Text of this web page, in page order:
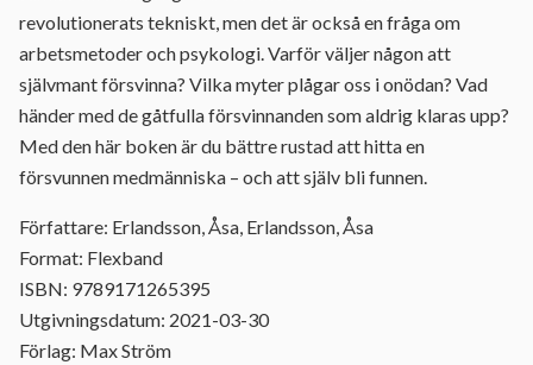
revolutionerats tekniskt, men det är också en fråga om
arbetsmetoder och psykologi. Varför väljer någon att
självmant försvinna? Vilka myter plågar oss i onödan? Vad
händer med de gåtfulla försvinnanden som aldrig klaras upp?
Med den här boken är du bättre rustad att hitta en
försvunnen medmänniska – och att själv bli funnen.
Författare: Erlandsson, Åsa, Erlandsson, Åsa
Format: Flexband
ISBN: 9789171265395
Utgivningsdatum: 2021-03-30
Förlag: Max Ström